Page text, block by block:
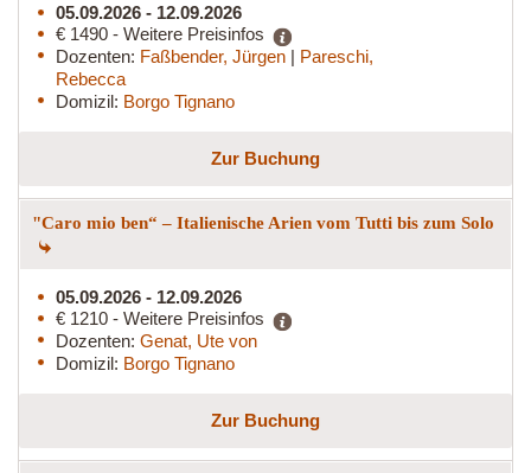
05.09.2026 - 12.09.2026
€ 1490 - Weitere Preisinfos
Dozenten: Faßbender, Jürgen | Pareschi,
Rebecca
Domizil: Borgo Tignano
Zur Buchung
"Caro mio ben“ – Italienische Arien vom Tutti bis zum Solo
05.09.2026 - 12.09.2026
€ 1210 - Weitere Preisinfos
Dozenten: Genat, Ute von
Domizil: Borgo Tignano
Zur Buchung